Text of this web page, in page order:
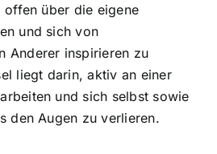
über die eigene
und sich von
Anderer inspirieren zu
liegt darin, aktiv an einer
und sich selbst sowie
den Augen zu verlieren.